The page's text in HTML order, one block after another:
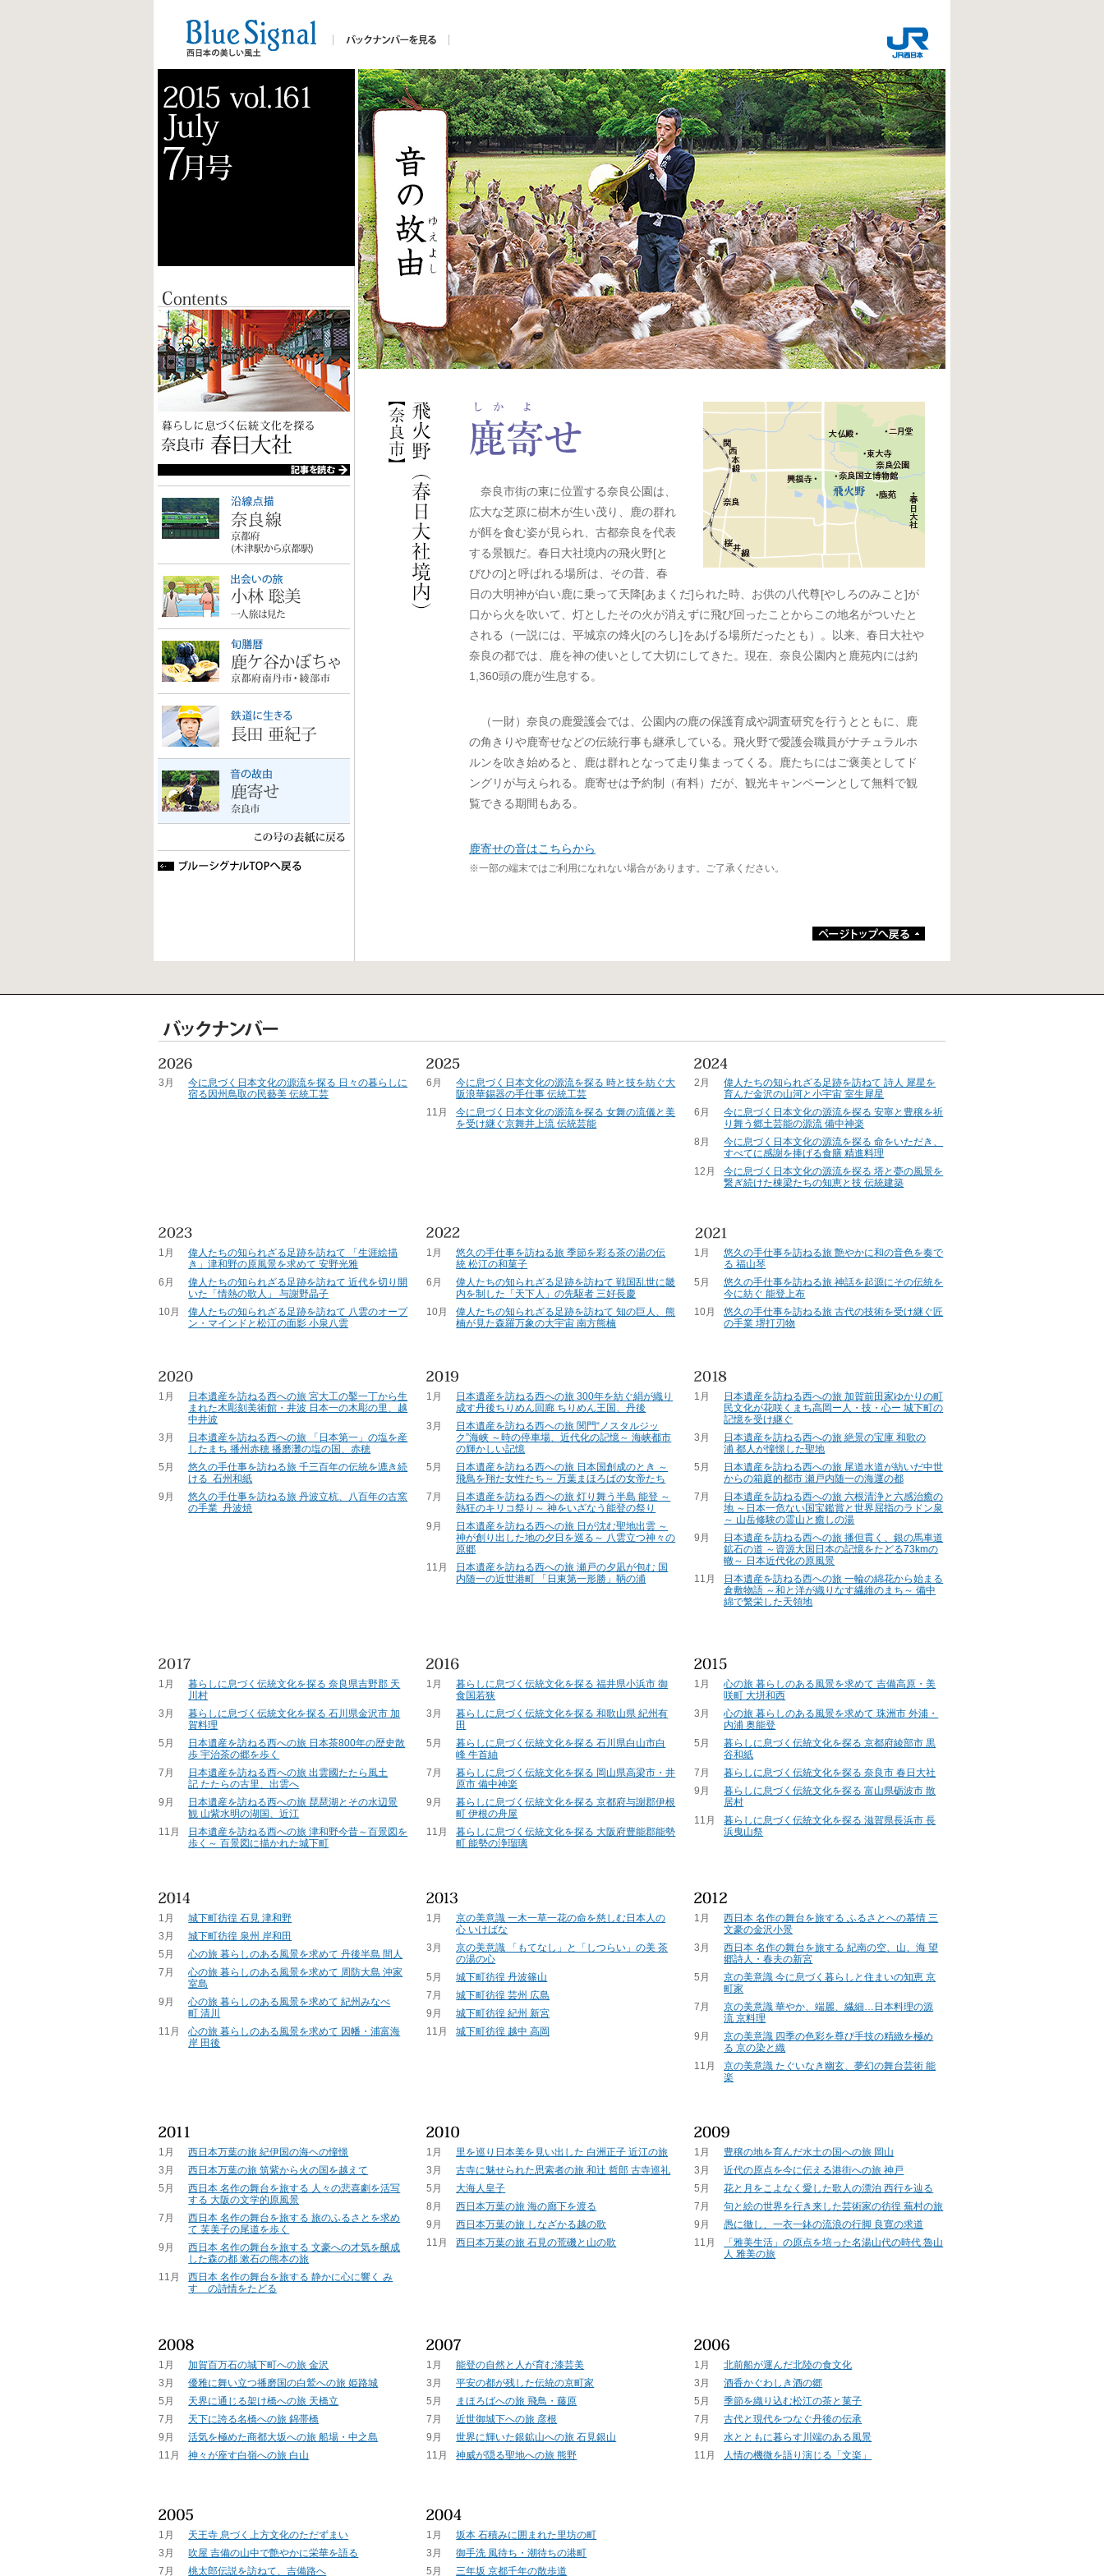
奈良市街の東に位置する奈良公園は、
広大な芝原に樹木が生い茂り、鹿の群れ
が餌を食む姿が見られ、古都奈良を代表
する景観だ。春日大社境内の飛火野[と
びひの]と呼ばれる場所は、その昔、春
日の大明神が白い鹿に乗って天降[あまくだ]られた時、お供の八代尊[やしろのみこと]が
口から火を吹いて、灯としたその火が消えずに飛び回ったことからこの地名がついたと
される（一説には、平城京の烽火[のろし]をあげる場所だったとも）。以来、春日大社や
奈良の都では、鹿を神の使いとして大切にしてきた。現在、奈良公園内と鹿苑内には約
1,360頭の鹿が生息する。
（一財）奈良の鹿愛護会では、公園内の鹿の保護育成や調査研究を行うとともに、鹿
の角きりや鹿寄せなどの伝統行事も継承している。飛火野で愛護会職員がナチュラルホ
ルンを吹き始めると、鹿は群れとなって走り集まってくる。鹿たちにはご褒美としてド
ングリが与えられる。鹿寄せは予約制（有料）だが、観光キャンペーンとして無料で観
覧できる期間もある。
鹿寄せの音はこちらから
※一部の端末ではご利用になれない場合があります。ご了承ください。
3月
今に息づく日本文化の源流を探る 日々の暮らしに
宿る因州鳥取の民藝美 伝統工芸
6月
今に息づく日本文化の源流を探る 時と技を紡ぐ大
阪浪華錫器の手仕事 伝統工芸
11月
今に息づく日本文化の源流を探る 女舞の流儀と美
を受け継ぐ京舞井上流 伝統芸能
2月
偉人たちの知られざる足跡を訪ねて 詩人 犀星を
育んだ金沢の山河と小宇宙 室生犀星
6月
今に息づく日本文化の源流を探る 安寧と豊穣を祈
り舞う郷土芸能の源流 備中神楽
8月
今に息づく日本文化の源流を探る 命をいただき、
すべてに感謝を捧げる食膳 精進料理
12月
今に息づく日本文化の源流を探る 塔と甍の風景を
繋ぎ続けた棟梁たちの知恵と技 伝統建築
1月
偉人たちの知られざる足跡を訪ねて 「生涯絵描
き」津和野の原風景を求めて 安野光雅
6月
偉人たちの知られざる足跡を訪ねて 近代を切り開
いた「情熱の歌人」 与謝野晶子
10月
偉人たちの知られざる足跡を訪ねて 八雲のオープ
ン・マインドと松江の面影 小泉八雲
1月
悠久の手仕事を訪ねる旅 季節を彩る茶の湯の伝
統 松江の和菓子
6月
偉人たちの知られざる足跡を訪ねて 戦国乱世に畿
内を制した「天下人」の先駆者 三好長慶
10月
偉人たちの知られざる足跡を訪ねて 知の巨人、熊
楠が見た森羅万象の大宇宙 南方熊楠
1月
悠久の手仕事を訪ねる旅 艶やかに和の音色を奏で
る 福山琴
5月
悠久の手仕事を訪ねる旅 神話を起源にその伝統を
今に紡ぐ 能登上布
10月
悠久の手仕事を訪ねる旅 古代の技術を受け継ぐ匠
の手業 堺打刃物
1月
日本遺産を訪ねる西への旅 宮大工の鑿一丁から生
まれた木彫刻美術館・井波 日本一の木彫の里、越
中井波
3月
日本遺産を訪ねる西への旅 「日本第一」の塩を産
したまち 播州赤穂 播磨灘の塩の国、赤穂
5月
悠久の手仕事を訪ねる旅 千三百年の伝統を漉き続
ける 石州和紙
9月
悠久の手仕事を訪ねる旅 丹波立杭、八百年の古窯
の手業 丹波焼
1月
日本遺産を訪ねる西への旅 300年を紡ぐ絹が織り
成す丹後ちりめん回廊 ちりめん王国、丹後
3月
日本遺産を訪ねる西への旅 関門“ノスタルジッ
ク”海峡 ～時の停車場、近代化の記憶～ 海峡都市
の輝かしい記憶
5月
日本遺産を訪ねる西への旅 日本国創成のとき ～
飛鳥を翔た女性たち～ 万葉まほろばの女帝たち
7月
日本遺産を訪ねる西への旅 灯り舞う半島 能登 ～
熱狂のキリコ祭り～ 神をいざなう能登の祭り
9月
日本遺産を訪ねる西への旅 日が沈む聖地出雲 ～
神が創り出した地の夕日を巡る～ 八雲立つ神々の
原郷
11月
日本遺産を訪ねる西への旅 瀬戸の夕凪が包む 国
内随一の近世港町 「日東第一形勝」鞆の浦
1月
日本遺産を訪ねる西への旅 加賀前田家ゆかりの町
民文化が花咲くまち高岡ー人・技・心ー 城下町の
記憶を受け継ぐ
3月
日本遺産を訪ねる西への旅 絶景の宝庫 和歌の
浦 都人が憧憬した聖地
5月
日本遺産を訪ねる西への旅 尾道水道が紡いだ中世
からの箱庭的都市 瀬戸内随一の海運の都
7月
日本遺産を訪ねる西への旅 六根清浄と六感治癒の
地 ～日本一危ない国宝鑑賞と世界屈指のラドン泉
～ 山岳修験の霊山と癒しの湯
9月
日本遺産を訪ねる西への旅 播但貫く、銀の馬車道
鉱石の道 ～資源大国日本の記憶をたどる73kmの
轍～ 日本近代化の原風景
11月
日本遺産を訪ねる西への旅 一輪の綿花から始まる
倉敷物語 ～和と洋が織りなす繊維のまち～ 備中
綿で繁栄した天領地
1月
暮らしに息づく伝統文化を探る 奈良県吉野郡 天
川村
3月
暮らしに息づく伝統文化を探る 石川県金沢市 加
賀料理
5月
日本遺産を訪ねる西への旅 日本茶800年の歴史散
歩 宇治茶の郷を歩く
7月
日本遺産を訪ねる西への旅 出雲國たたら風土
記 たたらの古里、出雲へ
9月
日本遺産を訪ねる西への旅 琵琶湖とその水辺景
観 山紫水明の湖国、近江
11月
日本遺産を訪ねる西への旅 津和野今昔～百景図を
歩く～ 百景図に描かれた城下町
1月
暮らしに息づく伝統文化を探る 福井県小浜市 御
食国若狭
3月
暮らしに息づく伝統文化を探る 和歌山県 紀州有
田
5月
暮らしに息づく伝統文化を探る 石川県白山市白
峰 牛首紬
7月
暮らしに息づく伝統文化を探る 岡山県高梁市・井
原市 備中神楽
9月
暮らしに息づく伝統文化を探る 京都府与謝郡伊根
町 伊根の舟屋
11月
暮らしに息づく伝統文化を探る 大阪府豊能郡能勢
町 能勢の浄瑠璃
1月
心の旅 暮らしのある風景を求めて 吉備高原・美
咲町 大垪和西
3月
心の旅 暮らしのある風景を求めて 珠洲市 外浦・
内浦 奥能登
5月
暮らしに息づく伝統文化を探る 京都府綾部市 黒
谷和紙
7月
暮らしに息づく伝統文化を探る 奈良市 春日大社
9月
暮らしに息づく伝統文化を探る 富山県砺波市 散
居村
11月
暮らしに息づく伝統文化を探る 滋賀県長浜市 長
浜曳山祭
1月
城下町彷徨 石見 津和野
3月
城下町彷徨 泉州 岸和田
5月
心の旅 暮らしのある風景を求めて 丹後半島 間人
7月
心の旅 暮らしのある風景を求めて 周防大島 沖家
室島
9月
心の旅 暮らしのある風景を求めて 紀州みなべ
町 清川
11月
心の旅 暮らしのある風景を求めて 因幡・浦富海
岸 田後
1月
京の美意識 一木一草一花の命を慈しむ日本人の
心 いけばな
3月
京の美意識 「もてなし」と「しつらい」の美 茶
の湯の心
5月
城下町彷徨 丹波篠山
7月
城下町彷徨 芸州 広島
9月
城下町彷徨 紀州 新宮
11月
城下町彷徨 越中 高岡
1月
西日本 名作の舞台を旅する ふるさとへの慕情 三
文豪の金沢小景
3月
西日本 名作の舞台を旅する 紀南の空、山、海 望
郷詩人・春夫の新宮
5月
京の美意識 今に息づく暮らしと住まいの知恵 京
町家
7月
京の美意識 華やか、端麗、繊細…日本料理の源
流 京料理
9月
京の美意識 四季の色彩を尊び手技の精緻を極め
る 京の染と織
11月
京の美意識 たぐいなき幽玄、夢幻の舞台芸術 能
楽
1月
西日本万葉の旅 紀伊国の海ヘの憧憬
3月
西日本万葉の旅 筑紫から火の国を越えて
5月
西日本 名作の舞台を旅する 人々の悲喜劇を活写
する 大阪の文学的原風景
7月
西日本 名作の舞台を旅する 旅のふるさとを求め
て 芙美子の尾道を歩く
9月
西日本 名作の舞台を旅する 文豪への才気を醸成
した森の都 漱石の熊本の旅
11月
西日本 名作の舞台を旅する 静かに心に響く み
すゞの詩情をたどる
1月
里を巡り日本美を見い出した 白洲正子 近江の旅
3月
古寺に魅せられた思索者の旅 和辻 哲郎 古寺巡礼
5月
大海人皇子
8月
西日本万葉の旅 海の廊下を渡る
9月
西日本万葉の旅 しなざかる越の歌
11月
西日本万葉の旅 石見の荒磯と山の歌
1月
豊穣の地を育んだ水土の国への旅 岡山
3月
近代の原点を今に伝える港街への旅 神戸
5月
花と月をこよなく愛した歌人の漂泊 西行を辿る
7月
句と絵の世界を行き来した芸術家の彷徨 蕪村の旅
9月
愚に徹し、一衣一鉢の流浪の行脚 良寛の求道
11月
「雅美生活」の原点を培った名湯山代の時代 魯山
人 雅美の旅
1月
加賀百万石の城下町への旅 金沢
3月
優雅に舞い立つ播磨国の白鷲への旅 姫路城
5月
天界に通じる架け橋への旅 天橋立
7月
天下に誇る名橋への旅 錦帯橋
9月
活気を極めた商都大坂への旅 船場・中之島
11月
神々が座す白嶺への旅 白山
1月
能登の自然と人が育む漆芸美
3月
平安の都が残した伝統の京町家
5月
まほろばへの旅 飛鳥・藤原
7月
近世御城下への旅 彦根
9月
世界に輝いた銀鉱山への旅 石見銀山
11月
神威が隠る聖地への旅 熊野
1月
北前船が運んだ北陸の食文化
3月
酒香かぐわしき酒の郷
5月
季節を織り込む松江の茶と菓子
7月
古代と現代をつなぐ丹後の伝承
9月
水とともに暮らす川端のある風景
11月
人情の機微を語り演じる「文楽」
1月
天王寺 息づく上方文化のただずまい
3月
吹屋 吉備の山中で艶やかに栄華を語る
7月
桃太郎伝説を訪ねて、吉備路へ
1月
坂本 石積みに囲まれた里坊の町
3月
御手洗 風待ち・潮待ちの港町
5月
三年坂 京都千年の散歩道